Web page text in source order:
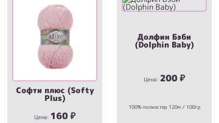
Софти плюс (Softy
Plus)
Цена: 160 ₽
Долфин Бэби
(Dolphin Baby)
Цена: 200 ₽
100% полиэстер 120м / 100гр